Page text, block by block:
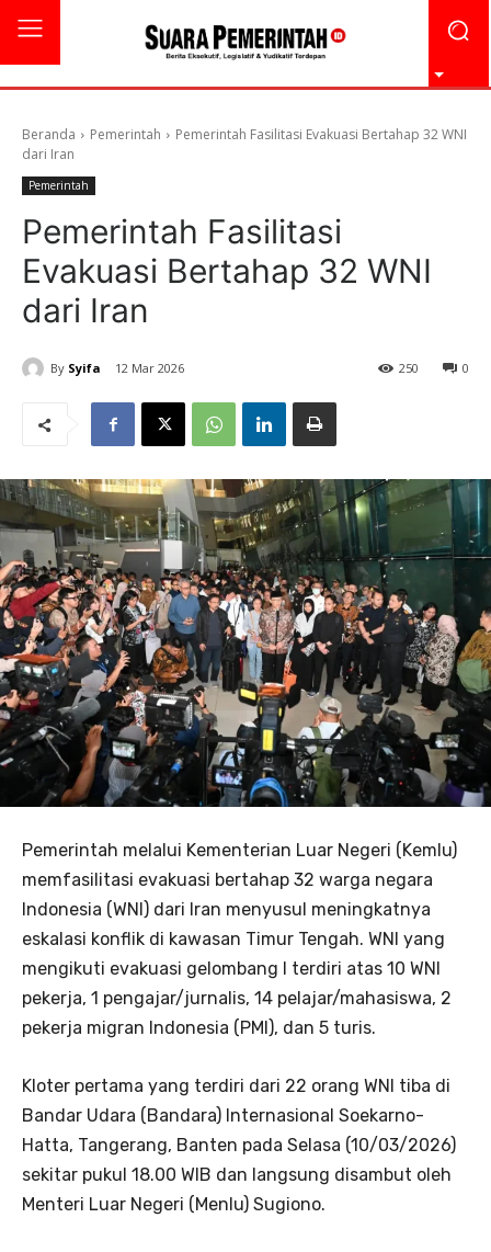
Beranda Pemerintah
Pemerintah Fasilitasi Evakuasi Bertahap 32 WNI
dari Iran
Pemerintah
Pemerintah Fasilitasi
Evakuasi Bertahap 32 WNI
dari Iran
By Syifa 12 Mar 2026 0
250
Pemerintah melalui Kementerian Luar Negeri (Kemlu)
memfasilitasi evakuasi bertahap 32 warga negara
Indonesia (WNI) dari Iran menyusul meningkatnya
eskalasi konflik di kawasan Timur Tengah. WNI yang
mengikuti evakuasi gelombang I terdiri atas 10 WNI
pekerja, 1 pengajar/jurnalis, 14 pelajar/mahasiswa, 2
pekerja migran Indonesia (PMI), dan 5 turis.
Kloter pertama yang terdiri dari 22 orang WNI tiba di
Bandar Udara (Bandara) Internasional Soekarno-
Hatta, Tangerang, Banten pada Selasa (10/03/2026)
sekitar pukul 18.00 WIB dan langsung disambut oleh
Menteri Luar Negeri (Menlu) Sugiono.